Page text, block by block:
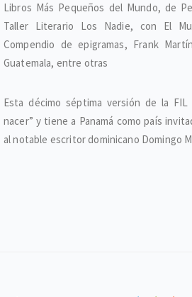
Libros Más Pequeños del Mundo, de
Taller Literario Los Nadie, con El
Compendio de epigramas, Frank
Guatemala, entre otras
Esta décimo séptima versión de la
nacer” y tiene a Panamá como país
al notable escritor dominicano Domingo